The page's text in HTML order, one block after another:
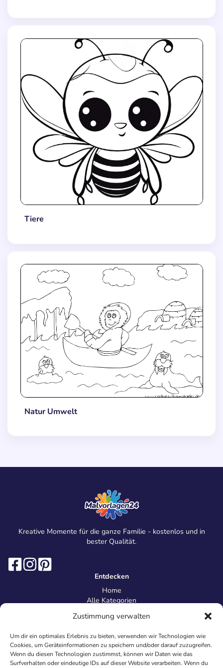
Zustimmung verwalten
Um dir ein optimales Erlebnis zu bieten, verwenden wir Technologien wie
Cookies, um Geräteinformationen zu speichern und/oder darauf zuzugreifen.
Wenn du diesen Technologien zustimmst, können wir Daten wie das
Surfverhalten oder eindeutige IDs auf dieser Website verarbeiten. Wenn du
Tiere
Natur Umwelt
Kreative Momente für die ganze Familie - kostenlos und in
bester Qualität.
Entdecken
Home
Alle Kategorien
Information
Über uns
Kontakt
Inhaltsrichtlinien
Recht & Datenschutz